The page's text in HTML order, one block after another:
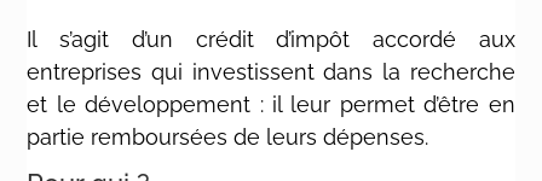
Il s’agit d’un crédit d’impôt accordé aux
entreprises qui investissent dans la recherche
et le développement : il leur permet d’être en
partie remboursées de leurs dépenses.